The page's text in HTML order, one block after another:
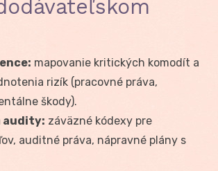
mapovanie kritických komodít a
rizík (pracovné práva,
škody).
audity: záväzné kódexy pre
auditné práva, nápravné plány s